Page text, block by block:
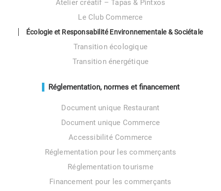
Atelier créatif – Tapas & Pintxos
Le Club Commerce
Écologie et Responsabilité Environnementale & Sociétale
Transition écologique
Transition énergétique
Réglementation, normes et financement
Document unique Restaurant
Document unique Commerce
Accessibilité Commerce
Réglementation pour les commerçants
Réglementation tourisme
Financement pour les commerçants